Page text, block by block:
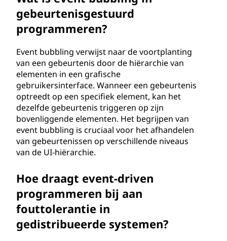
gebeurtenisgestuurd
programmeren?
Event bubbling verwijst naar de voortplanting
van een gebeurtenis door de hiërarchie van
elementen in een grafische
gebruikersinterface. Wanneer een gebeurtenis
optreedt op een specifiek element, kan het
dezelfde gebeurtenis triggeren op zijn
bovenliggende elementen. Het begrijpen van
event bubbling is cruciaal voor het afhandelen
van gebeurtenissen op verschillende niveaus
van de UI-hiërarchie.
Hoe draagt event-driven
programmeren bij aan
fouttolerantie in
gedistribueerde systemen?